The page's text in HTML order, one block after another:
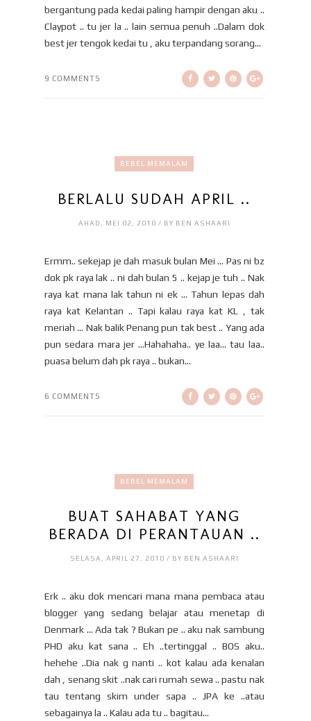
bergantung pada kedai paling hampir dengan aku ..
Claypot .. tu jer la .. lain semua penuh ..Dalam dok
best jer tengok kedai tu , aku terpandang sorang...
9 COMMENTS
BEBEL MEMALAM
BERLALU SUDAH APRIL ..
AHAD, MEI 02, 2010 / BY BEN ASHAARI
Ermm.. sekejap je dah masuk bulan Mei ... Pas ni bz
dok pk raya lak .. ni dah bulan 5 .. kejap je tuh .. Nak
raya kat mana lak tahun ni ek ... Tahun lepas dah
raya kat Kelantan .. Tapi kalau raya kat KL , tak
meriah ... Nak balik Penang pun tak best .. Yang ada
pun sedara mara jer ...Hahahaha.. ye laa... tau laa..
puasa belum dah pk raya .. bukan...
6 COMMENTS
BEBEL MEMALAM
BUAT SAHABAT YANG
BERADA DI PERANTAUAN ..
SELASA, APRIL 27, 2010 / BY BEN ASHAARI
Erk .. aku dok mencari mana mana pembaca atau
blogger yang sedang belajar atau menetap di
Denmark ... Ada tak ? Bukan pe .. aku nak sambung
PHD aku kat sana .. Eh ..tertinggal .. BOS aku..
hehehe ..Dia nak g nanti .. kot kalau ada kenalan
dah , senang skit ..nak cari rumah sewa .. pastu nak
tau tentang skim under sapa .. JPA ke ..atau
sebagainya la .. Kalau ada tu .. bagitau...